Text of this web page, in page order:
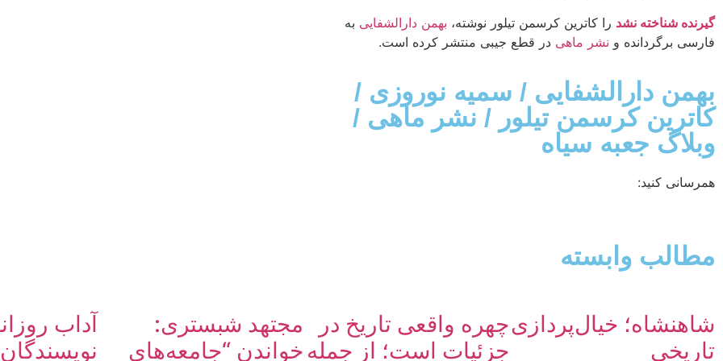
گیرنده شناخته نشد را کاترین کرسمن تیلور نوشته، بهمن دارالشفایی به
فارسی برگردانده و نشر ماهی در قطع جیبی منتشر کرده است.
بهمن دارالشفایی / سمیه نوروزی /
كاترين كرسمن تيلور / نشر ماهی /
وبلاگ جعبه سیاه
همرسانی کنید:
مطالب وابسته
شاهنشاه؛ خیال‌پردازی
تاریخی
چهره واقعی تاریخ در
جزئیات است؛ از جمله
مجتهد شبستری:
خواندن “جامعه‌های
آداب